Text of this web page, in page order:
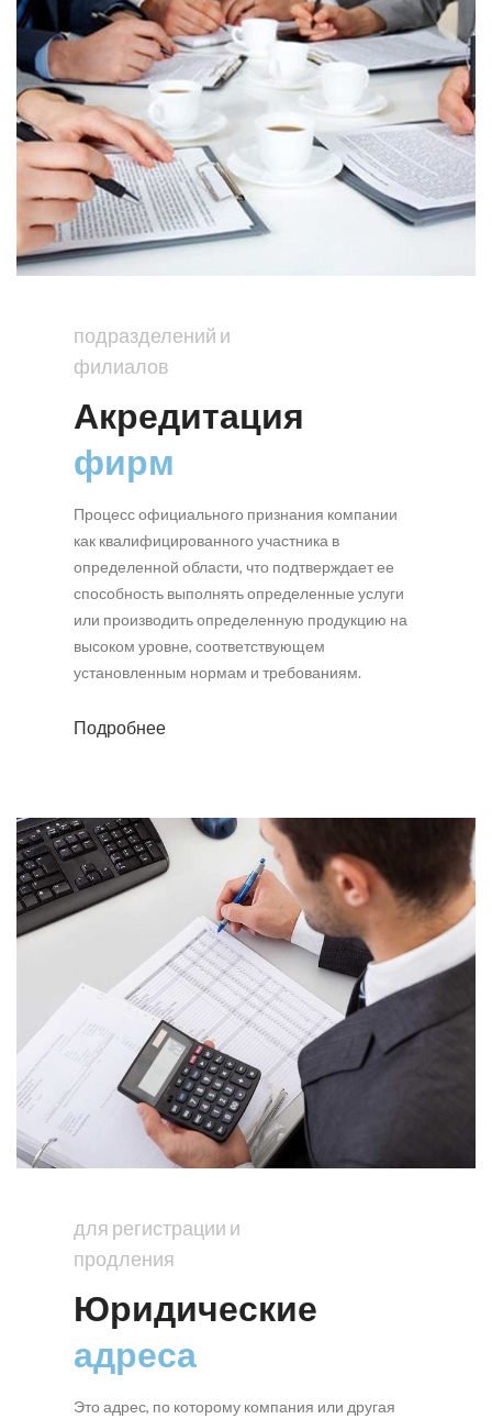
подразделений и
филиалов
Акредитация
фирм
Процесс официального признания компании
как квалифицированного участника в
определенной области, что подтверждает ее
способность выполнять определенные услуги
или производить определенную продукцию на
высоком уровне, соответствующем
установленным нормам и требованиям.
Подробнее
для регистрации и
продления
Юридические
адреса
Это адрес, по которому компания или другая